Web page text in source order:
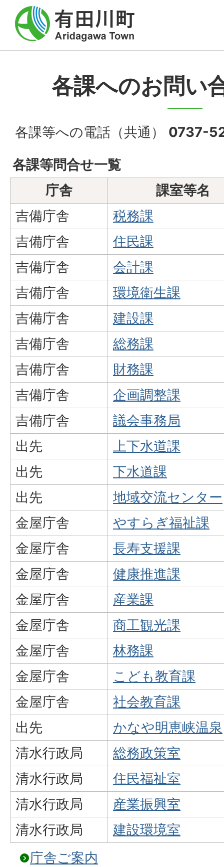
各課へのお問い
各課等への電話（共通） 0737-
各課等問合せ一覧
庁舎
課室等名
吉備庁舎
税務課
吉備庁舎
住民課
吉備庁舎
会計課
吉備庁舎
環境衛生課
吉備庁舎
建設課
吉備庁舎
総務課
吉備庁舎
財務課
吉備庁舎
企画調整課
吉備庁舎
議会事務局
出先
上下水道課
出先
下水道課
出先
地域交流センター
金屋庁舎
やすらぎ福祉課
金屋庁舎
長寿支援課
金屋庁舎
健康推進課
金屋庁舎
産業課
金屋庁舎
商工観光課
金屋庁舎
林務課
金屋庁舎
こども教育課
金屋庁舎
社会教育課
出先
かなや明恵峡温泉
清水行政局
総務政策室
清水行政局
住民福祉室
清水行政局
産業振興室
清水行政局
建設環境室
庁舎ご案内